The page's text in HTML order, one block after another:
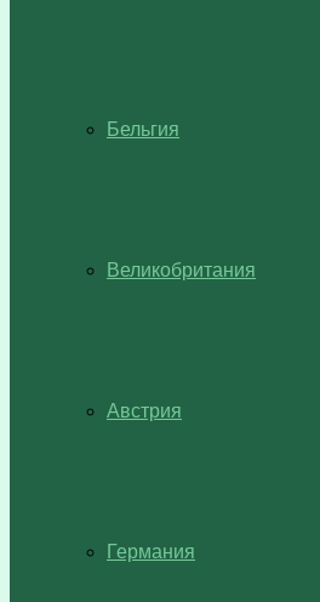
Бельгия
Великобритания
Австрия
Германия